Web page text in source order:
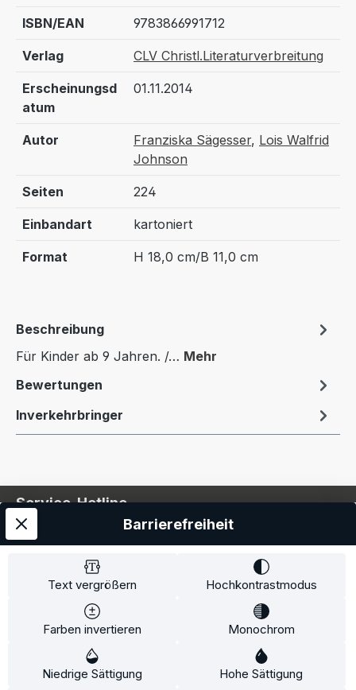
ISBN/EAN 9783866991712
Verlag CLV Christl.Literaturverbreitung
Erscheinungsd
atum
01.11.2014
Autor Franziska Sägesser, Lois Walfrid
Johnson
Seiten 224
Einbandart kartoniert
Format H 18,0 cm/B 11,0 cm
Beschreibung
Für Kinder ab 9 Jahren. /… Mehr
Bewertungen
Inverkehrbringer
Service-Hotline
Service
Information
* Alle Preise inkl. gesetzl. Mehrwertsteuer zzgl.
Text vergrößern Hochkontrastmodus
Farben invertieren Monochrom
Niedrige Sättigung Hohe Sättigung
Barrierefreiheit